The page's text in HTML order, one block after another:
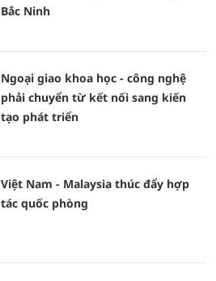
Bắc Ninh
Ngoại giao khoa học - công nghệ
phải chuyển từ kết nối sang kiến
tạo phát triển
Việt Nam - Malaysia thúc đẩy hợp
tác quốc phòng